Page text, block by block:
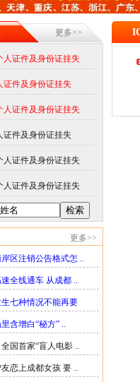
更多>>
人证件及身份证挂失
证件及身份证挂失
人证件及身份证挂失
证件及身份证挂失
人证件及身份证挂失
人证件及身份证挂失
更多>>
区注销公告格式怎 ..
全线通车 从成都 ..
生七种情况不能再要
含增白“秘方” ..
国首家“盲人电影 ..
恋上成都女孩 要 ..